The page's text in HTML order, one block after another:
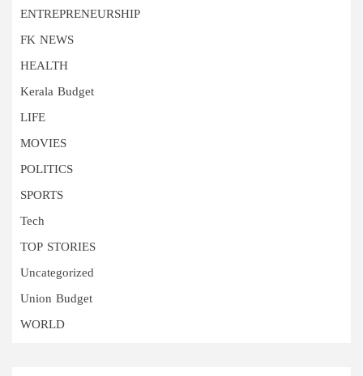
ENTREPRENEURSHIP
FK NEWS
HEALTH
Kerala Budget
LIFE
MOVIES
POLITICS
SPORTS
Tech
TOP STORIES
Uncategorized
Union Budget
WORLD